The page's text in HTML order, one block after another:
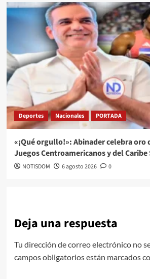
Deportes Nacionales PORTADA
«¡Qué orgullo!»: Abinader celebra oro
Juegos Centroamericanos y del Caribe
NOTISDOM 6 agosto 2026 0
Deja una respuesta
Tu dirección de correo electrónico no
campos obligatorios están marcados